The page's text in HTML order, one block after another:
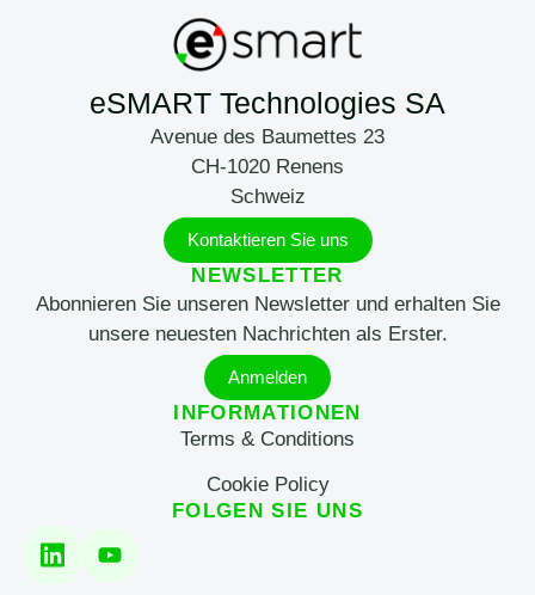
eSMART Technologies SA
Avenue des Baumettes 23
CH-1020 Renens
Schweiz
Kontaktieren Sie uns
NEWSLETTER
Abonnieren Sie unseren Newsletter und erhalten Sie
unsere neuesten Nachrichten als Erster.
Anmelden
INFORMATIONEN
Terms & Conditions
Cookie Policy
FOLGEN SIE UNS